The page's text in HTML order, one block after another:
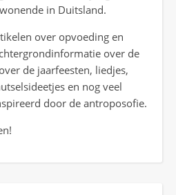
in Duitsland.
over opvoeding en
over de
de jaarfeesten, liedjes,
en nog veel
door de antroposofie.